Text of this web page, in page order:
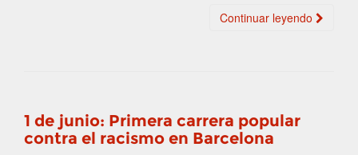
Continuar leyendo
1 de junio: Primera carrera popular
contra el racismo en Barcelona